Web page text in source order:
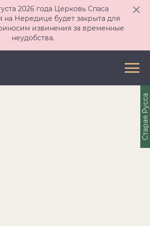
2026 года Церковь Спаса
Нередице будет закрыта для
извинения за временные
неудобства.
Старая Русса